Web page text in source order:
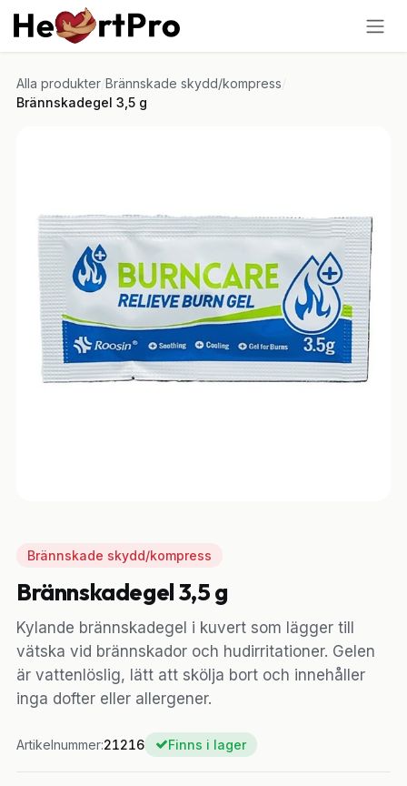
Hoppa till innehållet
Alla produkter/ Brännskade skydd/kompress
Brännskadegel 3,5 g
Brännskade skydd/kompress
Brännskadegel 3,5 g
Kylande brännskadegel i kuvert som lägger till
vätska vid brännskador och hudirritationer. Gelen
är vattenlöslig, lätt att skölja bort och innehåller
inga dofter eller allergener.
Artikelnummer:21216 Finns i lager